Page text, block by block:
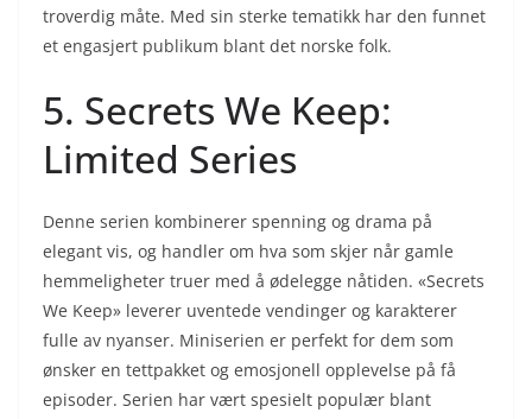
troverdig måte. Med sin sterke tematikk har den funnet
et engasjert publikum blant det norske folk.
5. Secrets We Keep:
Limited Series
Denne serien kombinerer spenning og drama på
elegant vis, og handler om hva som skjer når gamle
hemmeligheter truer med å ødelegge nåtiden. «Secrets
We Keep» leverer uventede vendinger og karakterer
fulle av nyanser. Miniserien er perfekt for dem som
ønsker en tettpakket og emosjonell opplevelse på få
episoder. Serien har vært spesielt populær blant